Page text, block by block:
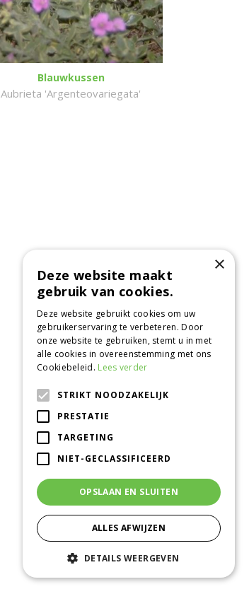
Blauwkussen
Aubrieta 'Argenteovariegata'
CONTACT
Tuincentrum de Oude Tol
Grintweg 360
6704 AS Wageningen
0317 - 41 08 35
info@tuincentrumdeoudetol.nl
Beoordeel ons viaGoogle!
×
Deze website maakt
gebruik van cookies.
Deze website gebruikt cookies om uw
gebruikerservaring te verbeteren. Door
onze website te gebruiken, stemt u in met
alle cookies in overeenstemming met ons
Cookiebeleid. Lees verder
STRIKT NOODZAKELIJK
PRESTATIE
TARGETING
NIET-GECLASSIFICEERD
OPSLAAN EN SLUITEN
ALLES AFWIJZEN
DETAILS WEERGEVEN